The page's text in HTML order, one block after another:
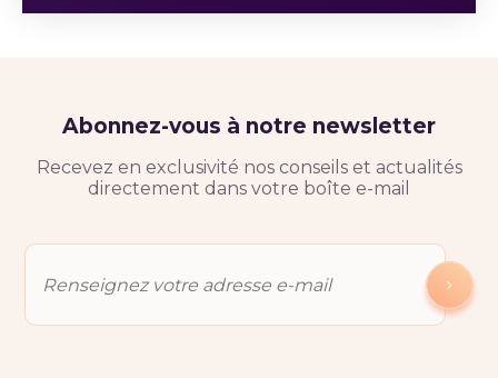
Abonnez-vous à notre newsletter
Recevez en exclusivité nos conseils et actualités
directement dans votre boîte e-mail